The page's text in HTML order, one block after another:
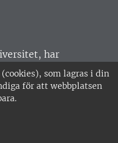
som lagras i din
för att webbplatsen
har
Huvudorter är
SLU är
•
2817 •